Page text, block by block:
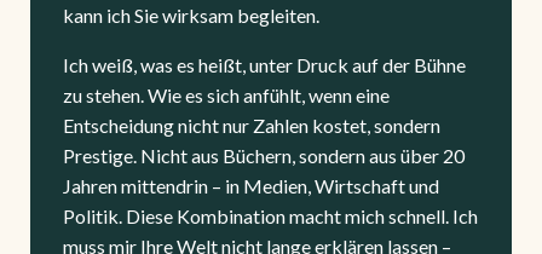
kann ich Sie wirksam begleiten.
Ich weiß, was es heißt, unter Druck auf der Bühne
zu stehen. Wie es sich anfühlt, wenn eine
Entscheidung nicht nur Zahlen kostet, sondern
Prestige. Nicht aus Büchern, sondern aus über 20
Jahren mittendrin – in Medien, Wirtschaft und
Politik. Diese Kombination macht mich schnell. Ich
muss mir Ihre Welt nicht lange erklären lassen –